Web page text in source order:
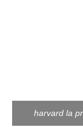
harvard la